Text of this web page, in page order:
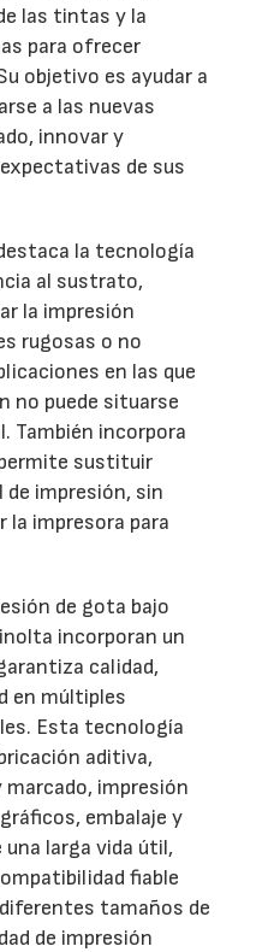
las tintas y la
para ofrecer
objetivo es ayudar a
a las nuevas
innovar y
de sus
la tecnología
al sustrato,
la impresión
rugosas o no
en las que
no puede situarse
También incorpora
sustituir
de impresión, sin
la impresora para
de gota bajo
incorporan un
calidad,
en múltiples
Esta tecnología
aditiva,
impresión
embalaje y
larga vida útil,
fiable
tamaños de
de impresión